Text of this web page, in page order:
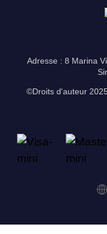
Adresse : 8 Marina
©Droits d'auteur